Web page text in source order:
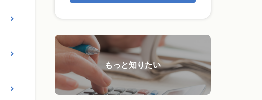
もっと知りたい